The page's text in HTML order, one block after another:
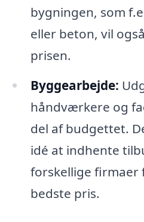
bygningen, som
eller beton, vil
prisen.
Byggearbejde:
håndværkere og
del af budgettet.
idé at indhente
forskellige firmaer
bedste pris.